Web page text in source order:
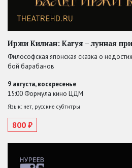
Иржи Килиан: Кагуя – лунная
Философская японская сказка о
бой барабанов
9 августа, воскресенье
15:00 Формула кино ЦДМ
Язык: нет, русские субтитры
800 ₽